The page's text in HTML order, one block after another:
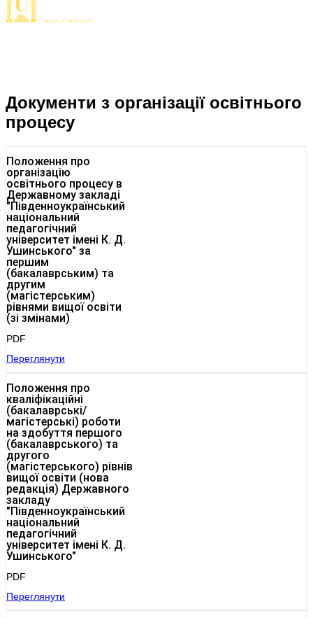
Документи з організації освітнього
процесу
Положення про
організацію
освітнього процесу в
Державному закладі
"Південноукраїнський
національний
педагогічний
університет імені К. Д.
Ушинського" за
першим
(бакалаврським) та
другим
(магістерським)
рівнями вищої освіти
(зі змінами)
PDF
Переглянути
Положення про
кваліфікаційні
(бакалаврські/
магістерські) роботи
на здобуття першого
(бакалаврського) та
другого
(магістерського) рівнів
вищої освіти (нова
редакція) Державного
закладу
"Південноукраїнський
національний
педагогічний
університет імені К. Д.
Ушинського"
PDF
Переглянути